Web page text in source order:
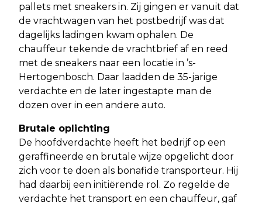
pallets met sneakers in. Zij gingen er vanuit dat
de vrachtwagen van het postbedrijf was dat
dagelijks ladingen kwam ophalen. De
chauffeur tekende de vrachtbrief af en reed
met de sneakers naar een locatie in ’s-
Hertogenbosch. Daar laadden de 35-jarige
verdachte en de later ingestapte man de
dozen over in een andere auto.
Brutale oplichting
De hoofdverdachte heeft het bedrijf op een
geraffineerde en brutale wijze opgelicht door
zich voor te doen als bonafide transporteur. Hij
had daarbij een initiërende rol. Zo regelde de
verdachte het transport en een chauffeur, gaf